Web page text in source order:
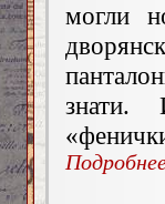
могли
знати.